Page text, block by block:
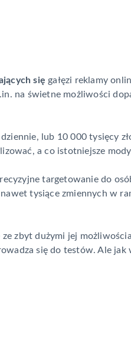
się gałęzi reklamy
na świetne możliwości
lub 10 000 tysięcy
a co istotniejsze
targetowanie do
tysiące zmiennych w
zbyt dużymi jej
się do testów. Ale